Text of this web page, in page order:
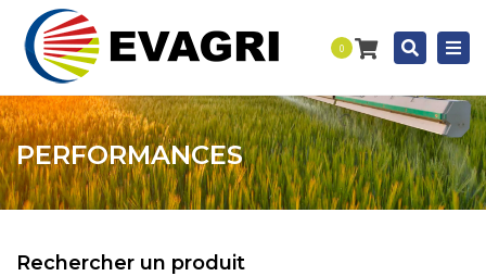
0
PERFORMANCES
Rechercher un produit